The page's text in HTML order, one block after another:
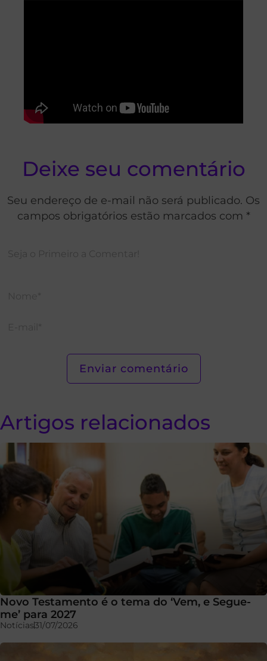
Deixe seu comentário
Seu endereço de e-mail não será publicado. Os
campos obrigatórios estão marcados com *
Artigos relacionados
Novo Testamento é o tema do ‘Vem, e Segue-
me’ para 2027
Notícias31/07/2026